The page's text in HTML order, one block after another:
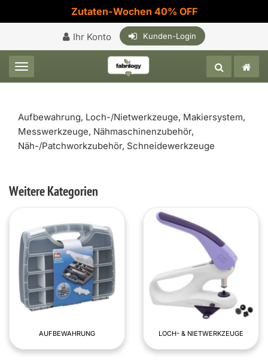
Zutaten-Wochen 40% OFF
Ihr Konto Kunden-Login
Toggle navigation
Aufbewahrung, Loch-/Nietwerkzeuge, Makiersystem,
Messwerkzeuge, Nähmaschinenzubehör,
Näh-/Patchworkzubehör, Schneidewerkzeuge
Weitere Kategorien
AUFBEWAHRUNG LOCH- & NIETWERKZEUGE